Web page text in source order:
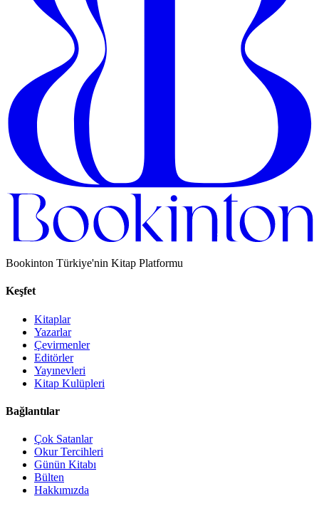
Bookinton Türkiye'nin Kitap Platformu
Keşfet
Kitaplar
Yazarlar
Çevirmenler
Editörler
Yayınevleri
Kitap Kulüpleri
Bağlantılar
Çok Satanlar
Okur Tercihleri
Günün Kitabı
Bülten
Hakkımızda